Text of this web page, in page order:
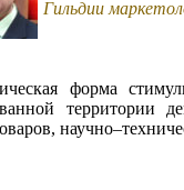
Гильдии
форма
территории